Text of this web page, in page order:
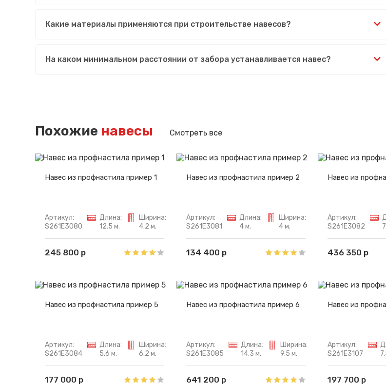
Какие материалы применяются при строительстве навесов?
На каком минимальном расстоянии от забора устанавливается навес?
Похожие навесы Смотреть все
Навес из профнастила пример 1
Артикул:
S261E3080
Длина:
12.5 м.
Ширина:
4.2 м.
245 800 р
Навес из профнастила пример 2
Артикул:
S261E3081
Длина:
4 м.
Ширина:
4 м.
134 400 р
Навес из
Артикул:
S261E3082
436 350 р
Навес из профнастила пример 5
Артикул:
S261E3084
Длина:
5.6 м.
Ширина:
6.2 м.
177 000 р
Навес из профнастила пример 6
Артикул:
S261E3085
Длина:
14.3 м.
Ширина:
9.5 м.
641 200 р
Навес из
Артикул:
S261E3107
197 700 р